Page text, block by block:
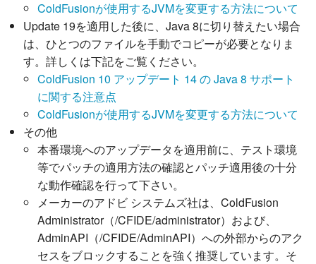
ColdFusionが使用するJVMを変更する方法について
Update 19を適用した後に、Java 8に切り替えたい場合
は、ひとつのファイルを手動でコピーが必要となりま
す。詳しくは下記をご覧ください。
ColdFusion 10 アップデート 14 の Java 8 サポート
に関する注意点
ColdFusionが使用するJVMを変更する方法について
​その他
本番環境へのアップデータを適用前に、テスト環境
等でパッチの適用方法の確認とパッチ適用後の十分
な動作確認を行って下さい。
メーカーのアドビ システムズ社は、ColdFusion
Administrator（/CFIDE/administrator）および、
AdminAPI（/CFIDE/AdminAPI）への外部からのアク
セスをブロックすることを強く推奨しています。そ